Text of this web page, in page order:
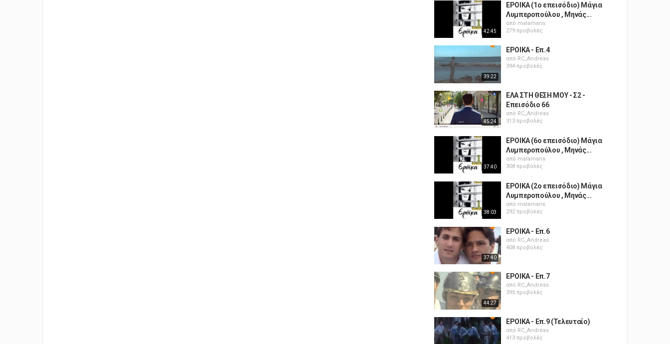
42:45
ΕΡΟΙΚΑ (1ο επεισόδιο) Μάγια
Λυμπεροπούλου , Μηνάς...
από malamaris
279 προβολές
39:22
ΕΡΟΙΚΑ - Επ.4
από RC_Andreas
394 προβολές
45:24
ΕΛΑ ΣΤΗ ΘΕΣΗ ΜΟΥ - Σ2 -
Επεισόδιο 66
από RC_Andreas
313 προβολές
37:40
ΕΡΟΙΚΑ (6ο επεισόδιο) Μάγια
Λυμπεροπούλου , Μηνάς...
από malamaris
308 προβολές
38:03
ΕΡΟΙΚΑ (2ο επεισόδιο) Μάγια
Λυμπεροπούλου , Μηνάς...
από malamaris
292 προβολές
37:40
ΕΡΟΙΚΑ - Επ.6
από RC_Andreas
408 προβολές
44:27
ΕΡΟΙΚΑ - Επ.7
από RC_Andreas
395 προβολές
ΕΡΟΙΚΑ - Επ.9 (Τελευταίο)
από RC_Andreas
413 προβολές